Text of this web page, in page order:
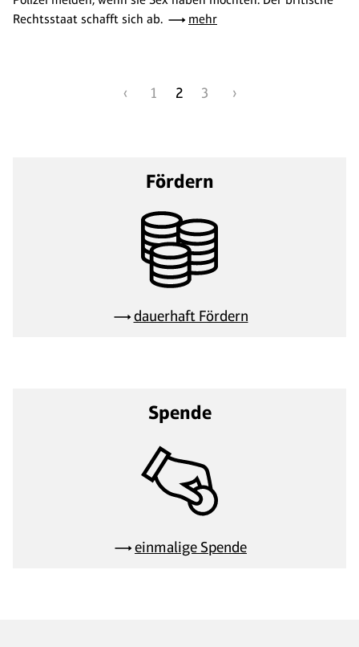
Rechtsstaat schafft sich ab.
mehr
‹ 1 2 3 ›
Fördern
dauerhaft Fördern
Spende
einmalige Spende